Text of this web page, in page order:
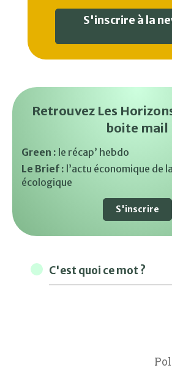
S'inscrire à la
Retrouvez Les
boite mail
Green : le récap’ hebdo
Le Brief : l’actu économique de
écologique
S'inscrire
C'est quoi ce mot ?